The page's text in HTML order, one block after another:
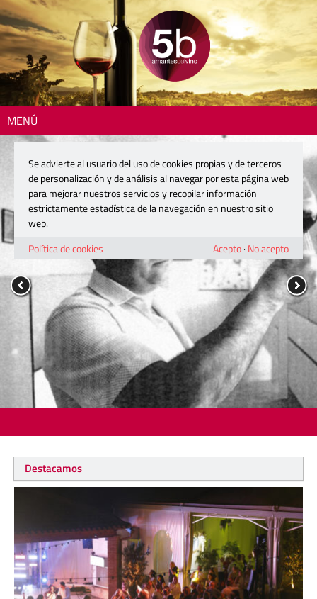
MENÚ
Destacamos
Se advierte al usuario del uso de cookies propias y de terceros
de personalización y de análisis al navegar por esta página web
para mejorar nuestros servicios y recopilar información
estrictamente estadística de la navegación en nuestro sitio
web.
Política de cookies
Acepto· No acepto